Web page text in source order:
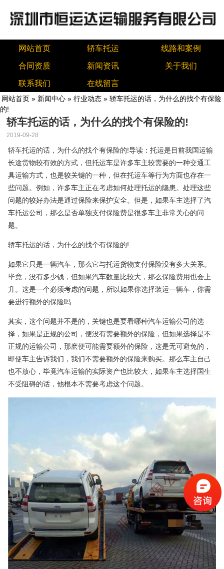
网站首页 轿车托运 线路和案例
合同资质 新闻资讯 关于我们
联系我们 在线留言
网站首页 » 新闻中心 » 行业动态 » 轿车托运的话，为什么的找个有保险
的!
轿车托运的话，为什么的找个有保险的!
2019-09-28
轿车托运的话，为什么的找个有保险的!导读：托运是目前我国运输
长途货物较有效的方式，但托运车是许多车主较需要的一种交通工
具运输方式，也是较关键的一种，但在托运车等行为方面也存在一
些问题。例如，许多车主正在考虑如何处理托运的隐患。处理这些
问题的较好办法是通过保险来保护安全。但是，如果车主选择了汽
车托运公司，那么是否单独支付保险费是很多车主非常关心的问
题。
轿车托运的话，为什么的找个有保险的!
如果它只是一辆汽车，那么它与托运货物支付保险没有多大关系。
毕竟，没有多少钱，但如果汽车数量比较大，那么保险费用也会上
升。这是一个必须考虑的问题，所以如果你选择装运一辆车，你需
要进行额外的保险吗
其实，这个问题并不是的，关键也是要看哪种汽车运输公司的选
择，如果是正规的公司，便没有需要额外的保险，但如果选择是不
正规的运输公司，那麽便可能需要额外的保险，这是无可避免的，
即使车主告诉我们，我们不需要额外的保险来购买。那么车主自己
也不放心，毕竟汽车运输的实际资产也比较大，如果车主选择国生
不受阻碍的话，他根本不需要考虑这个问题。